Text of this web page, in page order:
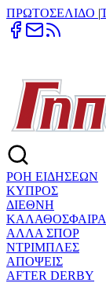
ΠΡΩΤΟΣΕΛΙΔΟ |
ΡΟΗ ΕΙΔΗΣΕΩΝ
ΚΥΠΡΟΣ
ΔΙΕΘΝΗ
ΚΑΛΑΘΟΣΦΑΙΡΑ
ΑΛΛΑ ΣΠΟΡ
ΝΤΡΙΜΠΛΕΣ
ΑΠΟΨΕΙΣ
AFTER DERBY